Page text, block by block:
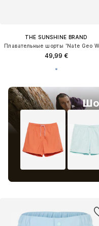
THE SUNSHINE BRAND
49,99 €